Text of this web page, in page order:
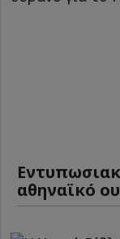
αθηναϊκό